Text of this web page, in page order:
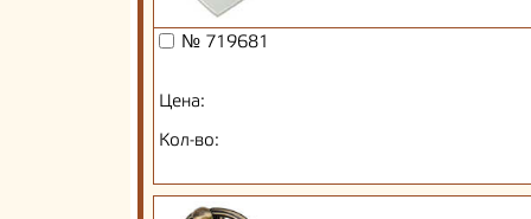
№ 719681
Цена:
Кол-во: